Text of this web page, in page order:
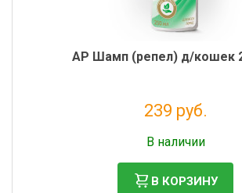
AP Шамп (репел) д/кошек
239 руб.
В наличии
В КОРЗИНУ